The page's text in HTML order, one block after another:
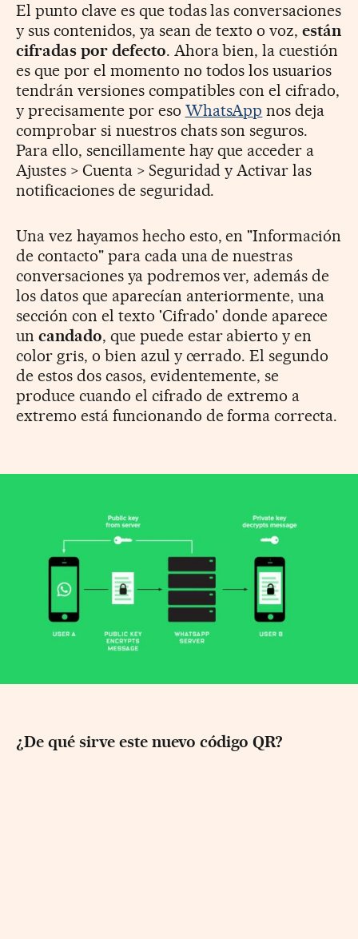
El punto clave es que todas las conversaciones
y sus contenidos, ya sean de texto o voz,están
cifradas por defecto. Ahora bien, la cuestión
es que por el momento no todos los usuarios
tendrán versiones compatibles con el cifrado,
y precisamente por eso WhatsApp nos deja
comprobar si nuestros chats son seguros.
Para ello, sencillamente hay que acceder a
Ajustes > Cuenta > Seguridad y Activar las
notificaciones de seguridad.
Una vez hayamos hecho esto, en "Información
de contacto" para cada una de nuestras
conversaciones ya podremos ver, además de
los datos que aparecían anteriormente, una
sección con el texto 'Cifrado' donde aparece
un candado, que puede estar abierto y en
color gris, o bien azul y cerrado. El segundo
de estos dos casos, evidentemente, se
produce cuando el cifrado de extremo a
extremo está funcionando de forma correcta.
¿De qué sirve este nuevo código QR?